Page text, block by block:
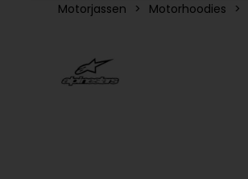
Motorjassen Motorhoodies